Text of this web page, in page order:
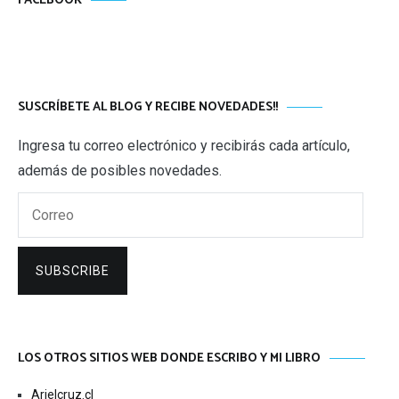
SUSCRÍBETE AL BLOG Y RECIBE NOVEDADES!!
Ingresa tu correo electrónico y recibirás cada artículo,
además de posibles novedades.
SUBSCRIBE
LOS OTROS SITIOS WEB DONDE ESCRIBO Y MI LIBRO
Arielcruz.cl